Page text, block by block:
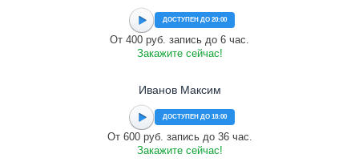
ДОСТУПЕН ДО 20:00
От 400 руб. запись до 6 час.
Закажите сейчас!
Иванов Максим
ДОСТУПЕН ДО 18:00
От 600 руб. запись до 36 час.
Закажите сейчас!